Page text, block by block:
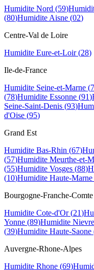
Humidite Nord (59)
(80)Humidite Aisne (02)
Centre-Val de Loire
Humidite Eure-et-Loir(28)
Ile-de-France
Humidite Seine-et-Marne (
(78)Humidite Essonne (91)
Seine-Saint-Denis (93)
d'Oise (95)
Grand Est
Humidite Bas-Rhin (67)
(57)Humidite Meurthe-et-
(55)Humidite Vosges (88)
(10)Humidite Haute-Marne
Bourgogne-Franche-Comte
Humidite Cote-d'Or(21)
Yonne (89)Humidite Nievre
(39)Humidite Haute-Saone
Auvergne-Rhone-Alpes
Humidite Rhone (69)